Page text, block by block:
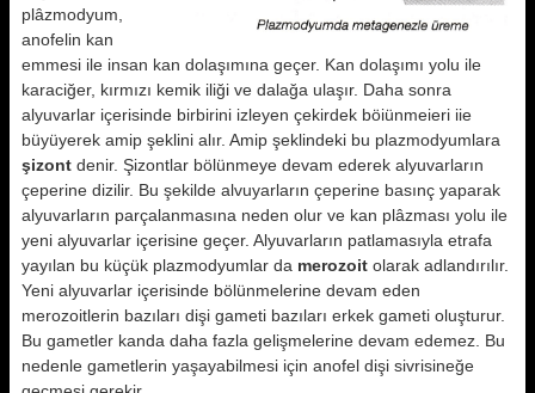
plâzmodyum,
anofelin kan
emmesi ile insan kan dolaşımına geçer. Kan dolaşımı yolu ile
karaciğer, kırmızı kemik iliği ve dalağa ulaşır. Daha sonra
alyuvarlar içerisinde birbirini izleyen çekirdek böiünmeieri iie
büyüyerek amip şeklini alır. Amip şeklindeki bu plazmodyumlara
şizont denir. Şizontlar bölünmeye devam ederek alyuvarların
çeperine dizilir. Bu şekilde alvuyarların çeperine basınç yaparak
alyuvarların parçalanmasına neden olur ve kan plâzması yolu ile
yeni alyuvarlar içerisine geçer. Alyuvarların patlamasıyla etrafa
yayılan bu küçük plazmodyumlar da merozoit olarak adlandırılır.
Yeni alyuvarlar içerisinde bölünmelerine devam eden
merozoitlerin bazıları dişi gameti bazıları erkek gameti oluşturur.
Bu gametler kanda daha fazla gelişmelerine devam edemez. Bu
nedenle gametlerin yaşayabilmesi için anofel dişi sivrisineğe